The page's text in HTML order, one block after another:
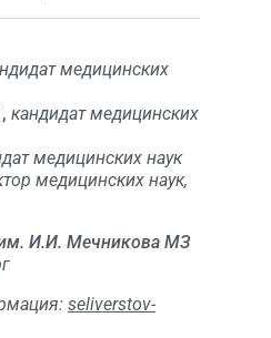
медицинских
, кандидат медицинских
медицинских наук
медицинских наук,
И.И. Мечникова МЗ
seliverstov-